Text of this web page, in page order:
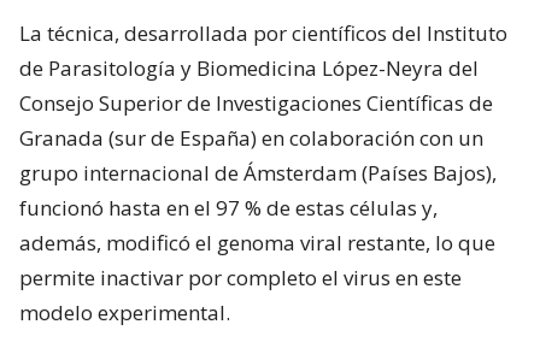
La técnica, desarrollada por científicos del Instituto
de Parasitología y Biomedicina López-Neyra del
Consejo Superior de Investigaciones Científicas de
Granada (sur de España) en colaboración con un
grupo internacional de Ámsterdam (Países Bajos),
funcionó hasta en el 97 % de estas células y,
además, modificó el genoma viral restante, lo que
permite inactivar por completo el virus en este
modelo experimental.